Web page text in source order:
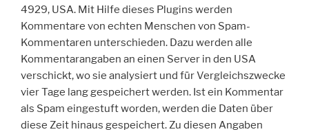
4929, USA. Mit Hilfe dieses Plugins werden
Kommentare von echten Menschen von Spam-
Kommentaren unterschieden. Dazu werden alle
Kommentarangaben an einen Server in den USA
verschickt, wo sie analysiert und für Vergleichszwecke
vier Tage lang gespeichert werden. Ist ein Kommentar
als Spam eingestuft worden, werden die Daten über
diese Zeit hinaus gespeichert. Zu diesen Angaben